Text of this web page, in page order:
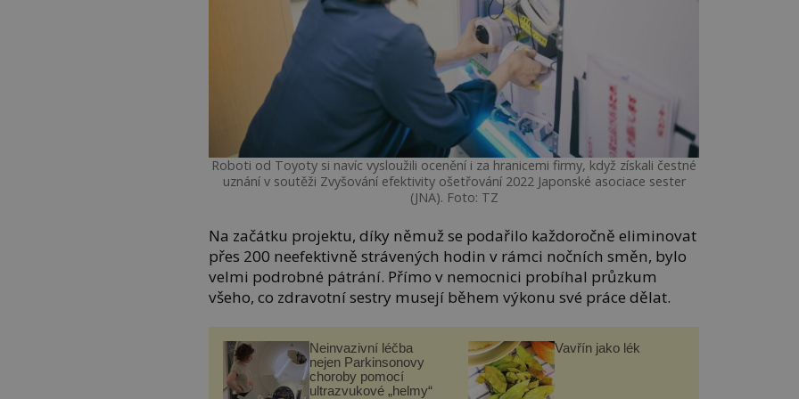
Roboti od Toyoty si navíc vysloužili ocenění i za hranicemi firmy, když získali čestné
uznání v soutěži Zvyšování efektivity ošetřování 2022 Japonské asociace sester
(JNA). Foto: TZ
Na začátku projektu, díky němuž se podařilo každoročně eliminovat
přes 200 neefektivně strávených hodin v rámci nočních směn, bylo
velmi podrobné pátrání. Přímo v nemocnici probíhal průzkum
všeho, co zdravotní sestry musejí během výkonu své práce dělat.
Neinvazivní léčba
nejen Parkinsonovy
choroby pomocí
ultrazvukové „helmy“
Vavřín jako lék